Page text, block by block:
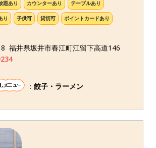
題あり カウンターあり テーブルあり
り 子供可 貸切可 ポイントカードあり
福井県坂井市春江町江留下高道146
： 餃子・ラーメン